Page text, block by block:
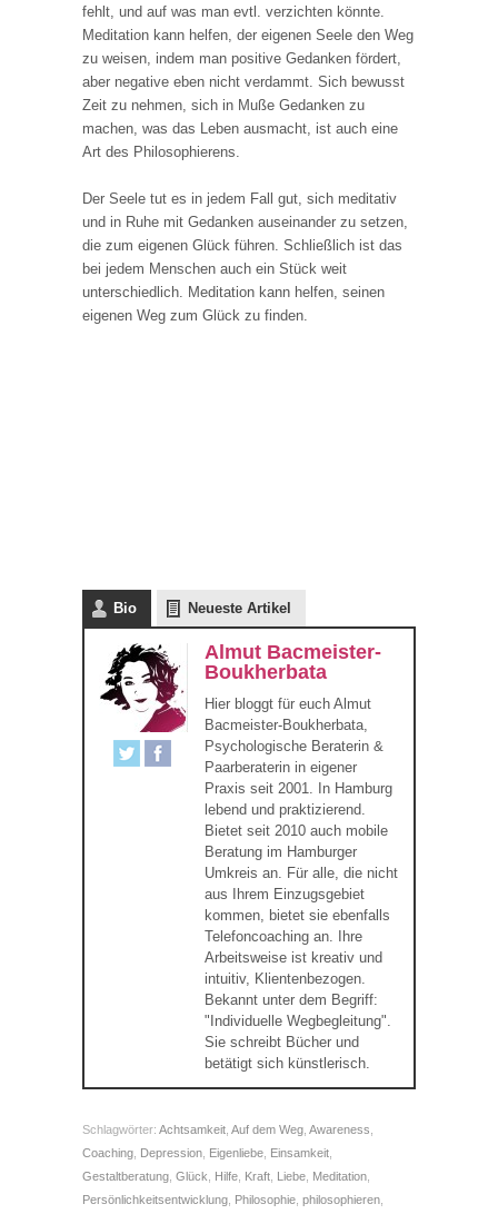
fehlt, und auf was man evtl. verzichten könnte.
Meditation kann helfen, der eigenen Seele den Weg
zu weisen, indem man positive Gedanken fördert,
aber negative eben nicht verdammt. Sich bewusst
Zeit zu nehmen, sich in Muße Gedanken zu
machen, was das Leben ausmacht, ist auch eine
Art des Philosophierens.
Der Seele tut es in jedem Fall gut, sich meditativ
und in Ruhe mit Gedanken auseinander zu setzen,
die zum eigenen Glück führen. Schließlich ist das
bei jedem Menschen auch ein Stück weit
unterschiedlich. Meditation kann helfen, seinen
eigenen Weg zum Glück zu finden.
Bio Neueste Artikel
Almut Bacmeister-
Boukherbata
Hier bloggt für euch Almut
Bacmeister-Boukherbata,
Psychologische Beraterin &
Paarberaterin in eigener
Praxis seit 2001. In Hamburg
lebend und praktizierend.
Bietet seit 2010 auch mobile
Beratung im Hamburger
Umkreis an. Für alle, die nicht
aus Ihrem Einzugsgebiet
kommen, bietet sie ebenfalls
Telefoncoaching an. Ihre
Arbeitsweise ist kreativ und
intuitiv, Klientenbezogen.
Bekannt unter dem Begriff:
"Individuelle Wegbegleitung".
Sie schreibt Bücher und
betätigt sich künstlerisch.
Schlagwörter: Achtsamkeit Auf dem Weg Awareness
Coaching Depression Eigenliebe Einsamkeit
Gestaltberatung Glück Hilfe Kraft Liebe Meditation
Persönlichkeitsentwicklung Philosophie philosophieren